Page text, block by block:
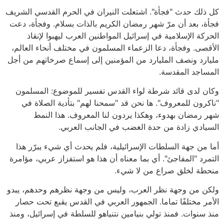
كل ذلك حدث "فجأة". اشتعلت النيران في الحرم القدسي الشريف
فجأة، بعد أن مرّ شهر رمضان الكريم بالذات بسلام. وفجأة، دعت
الحركة الإسلامية في إسرائيل المواطنين العرب ليهبوا لإنقاذ
الأقصى. وفجأة، دعا الزعماء المسلمون في مختلف أنحاء العالم،
مليارد ونصف المليارد من المؤمنين إلى إسماع صرخاتهم من أجل
المساجد المقدسة.
وكان لدى قائد شرطة لواء القدس تفسير للموضوع: المسلمون
"ناكرون للمعروف". ها نحن قد "سمحنا لهم" بتأدية الصلاة في
شهر رمضان بهدوء، وهكذا يردون لنا المعروف. هذا النمط
السيادي زادة من حدة الغضب في الجانب العربي.
أما من جهة السلطات الإسرائيلية، فلم يحدث أي شيء يبرّر هذا
التمرد "المفاجئ". أي بما معناه أن هذا هو استفزاز عربي، مؤامرة
منحطة لخلق صراع من لا شيء.
ولكن من وجهة نظر العرب، وليس من وجهة نظرهم وحدهم، يبدو
الأمر مختلفًا تماما. الجمهور العربي في القدس يقبع تحت حصار
منذ سنوات. فمنذ تولي بنيامين نتنياهو للسلطة في إسرائيل، ومنذ